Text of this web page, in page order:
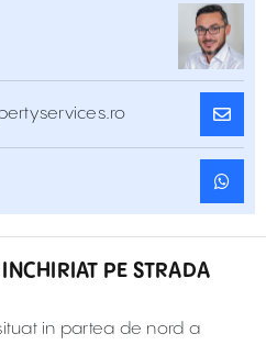
PE STRADA
in partea de nord a